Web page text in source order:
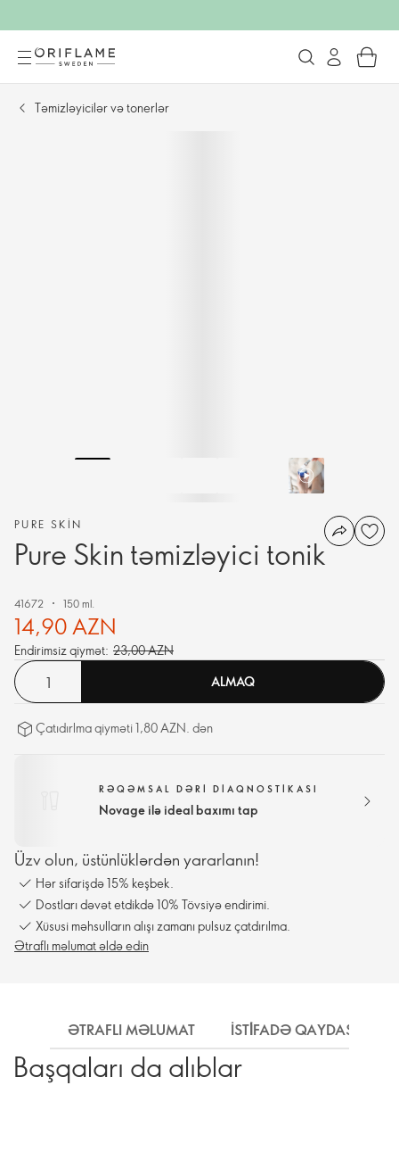
Təmizləyicilər və tonerlər
PURE SKIN
Pure Skin təmizləyici tonik
41672 150 ml.
14,90 AZN
Endirimsiz qiymət: 23,00 AZN
ALMAQ
Çatıdırlma qiyməti 1,80 AZN. dən
RƏQƏMSAL DƏRI DIAQNOSTIKASI
Novage ilə ideal baxımı tap
Üzv olun, üstünlüklərdən yararlanın!
Hər sifarişdə 15% keşbek.
Dostları dəvət etdikdə 10% Tövsiyə endirimi.
Xüsusi məhsulların alışı zamanı pulsuz çatdırılma.
Ətraflı məlumat əldə edin
ƏTRAFLI MƏLUMAT İSTİFADƏ QAYDASI
Başqaları da alıblar